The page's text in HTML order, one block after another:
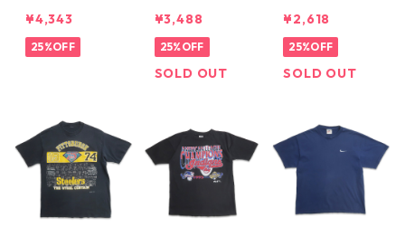
all of Fame バ
ンドTシャツ プ
341n w60731
¥4,343
25%OFF
バンドTシャツ
プリントTシャ
ツ ベージュ系
¥3,488
25%OFF
SOLD OUT
リカ バンドTシ
ャツ バンT プリ
ントTシャツ ブ
w60731
¥2,618
25%OFF
SOLD OUT